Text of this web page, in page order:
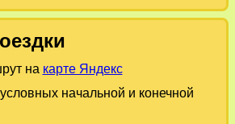
на карте Яндекс
начальной и конечной